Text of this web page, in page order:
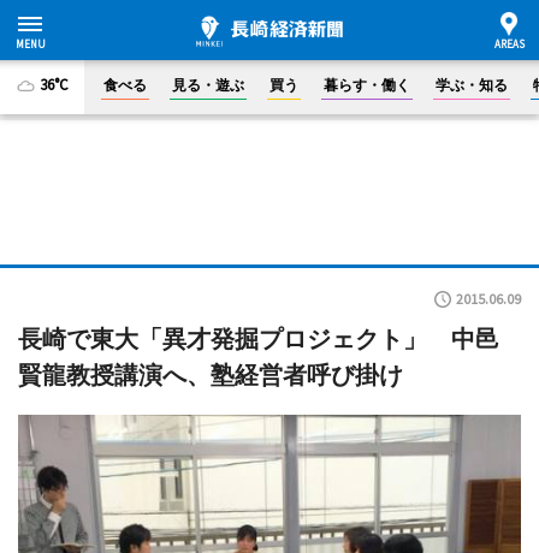
36°C 食べる 見る・遊ぶ 買う 暮らす・働く 学ぶ・知る
2015.06.09
長崎で東大「異才発掘プロジェクト」 中邑
賢龍教授講演へ、塾経営者呼び掛け